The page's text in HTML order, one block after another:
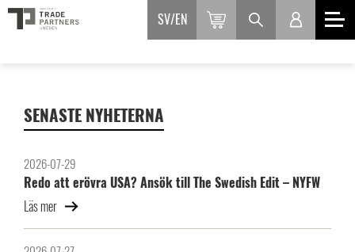
SV EN
SENASTE NYHETERNA
2026-07-29
Redo att erövra USA? Ansök till The Swedish Edit – NYFW
Läs mer